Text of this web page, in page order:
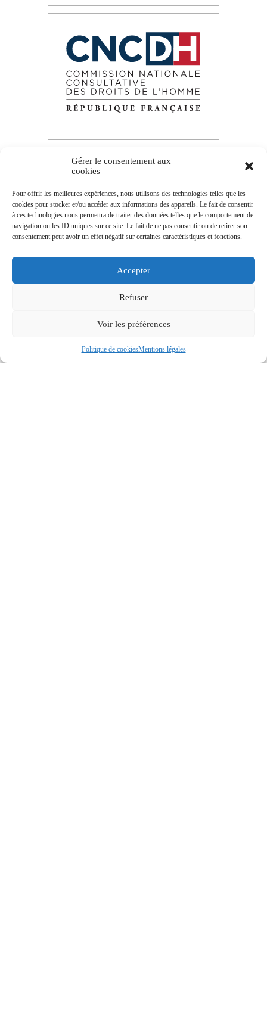
Gérer le consentement aux
cookies
Pour offrir les meilleures expériences, nous utilisons des technologies telles que les
cookies pour stocker et/ou accéder aux informations des appareils. Le fait de consentir
à ces technologies nous permettra de traiter des données telles que le comportement de
navigation ou les ID uniques sur ce site. Le fait de ne pas consentir ou de retirer son
consentement peut avoir un effet négatif sur certaines caractéristiques et fonctions.
Accepter
Refuser
Voir les préférences
Politique de cookiesMentions légales